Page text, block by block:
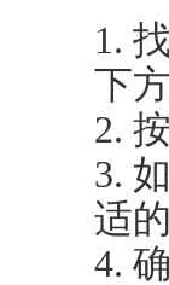
1.
下
2.
3.
适
4.